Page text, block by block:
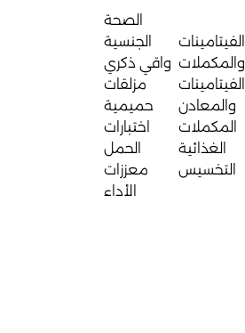
الفيتامينات
والمكملات
الفيتامينات
والمعادن
المكملات
الغذائية
التخسيس
الصحة
الجنسية
واقي ذكري
مزلقات
حميمية
اختبارات
الحمل
معززات
الأداء